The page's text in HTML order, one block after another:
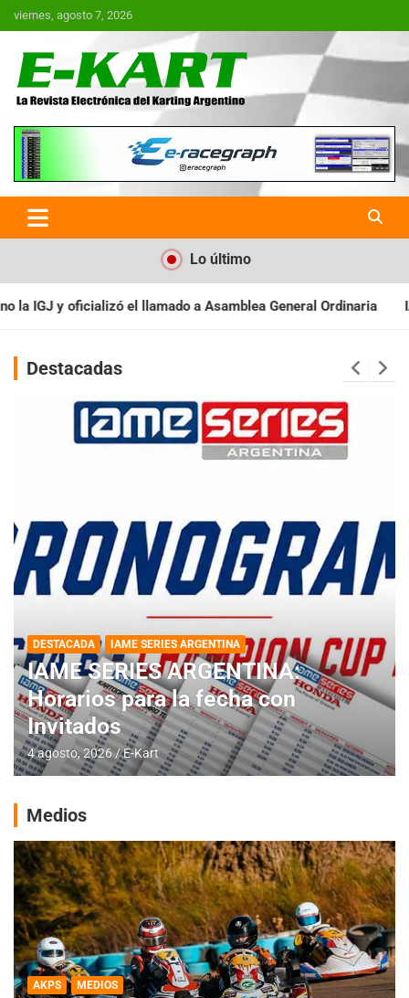
Saltar
al
viernes, agosto 7, 2026
E-Kart.com.ar | La Revista
Electrónica del Karting en
Argentina
Lo último
General Ordinaria IAME SERIES ARGENTINA: Baradero
Destacadas
DESTACADA IAME SERIES ARGENTINA
IAME SERIES ARGENTINA:
Horarios para la fecha con
Invitados
4 agosto, 2026 E-Kart
Medios
AKPS MEDIOS